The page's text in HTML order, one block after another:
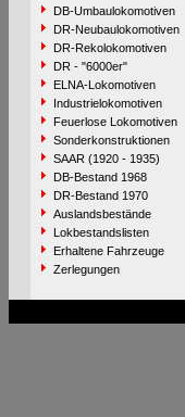
DB-Umbaulokomotiven
DR-Neubaulokomotiven
DR-Rekolokomotiven
DR - "6000er"
ELNA-Lokomotiven
Industrielokomotiven
Feuerlose Lokomotiven
Sonderkonstruktionen
SAAR (1920 - 1935)
DB-Bestand 1968
DR-Bestand 1970
Auslandsbestände
Lokbestandslisten
Erhaltene Fahrzeuge
Zerlegungen